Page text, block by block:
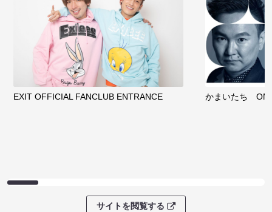
EXIT OFFICIAL FANCLUB ENTRANCE かまいたち
サイトを閲覧する